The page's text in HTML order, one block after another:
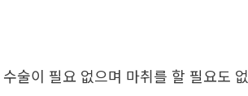
술이 필요 없으며 마취를 할 필요도